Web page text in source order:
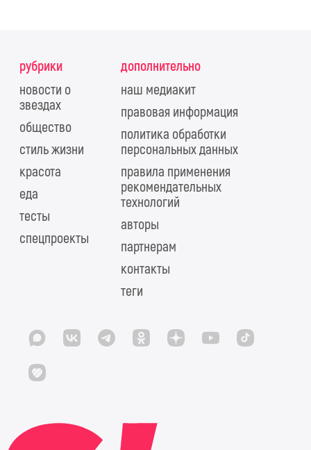
рубрики
новости о
звездах
общество
стиль жизни
красота
еда
тесты
спецпроекты
дополнительно
наш медиакит
правовая информация
политика обработки
персональных данных
правила применения
рекомендательных
технологий
авторы
партнерам
контакты
теги